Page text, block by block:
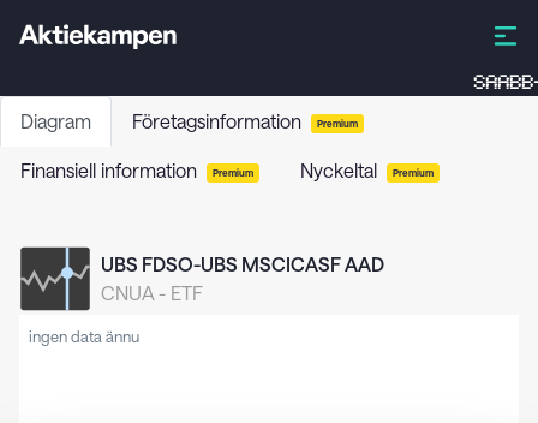
Diagram Företagsinformation Premium
Finansiell information Premium Nyckeltal Premium
UBS FDSO-UBS MSCICASF AAD
CNUA - ETF
ingen data ännu